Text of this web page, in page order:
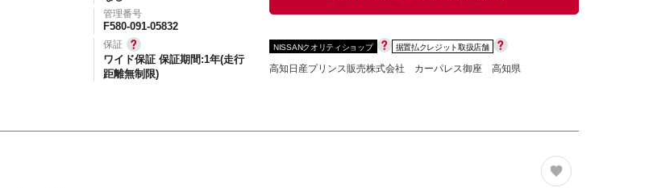
管理番号
F580-091-05832
保証
ワイド保証 保証期間:1年(走行
距離無制限)
NISSANクオリティショップ 据置払クレジット取扱店舗
高知日産プリンス販売株式会社 カーパレス御座 高知県